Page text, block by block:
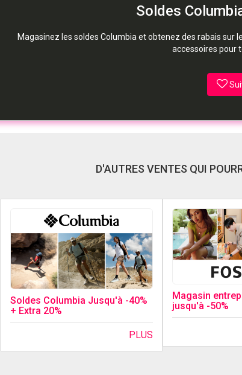
Soldes
Magasinez les soldes Columbia et obtenez des rabais
accessoires pour
D'AUTRES VENTES QUI
Soldes Columbia Jusqu'à -40%
+ Extra 20%
PLUS
Magasin
jusqu'à -50%